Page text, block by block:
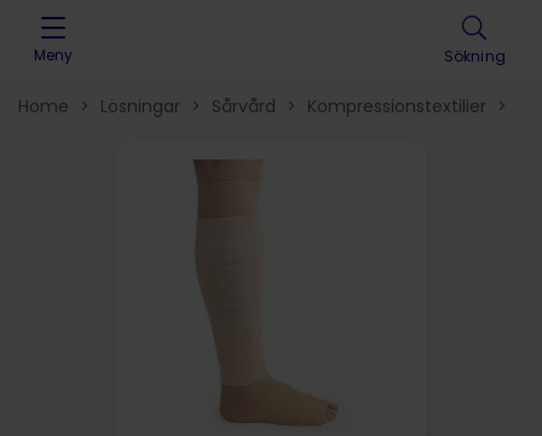
Skip to content
Meny Sökning
Home > Lösningar > Sårvård > Kompressionstextilier >